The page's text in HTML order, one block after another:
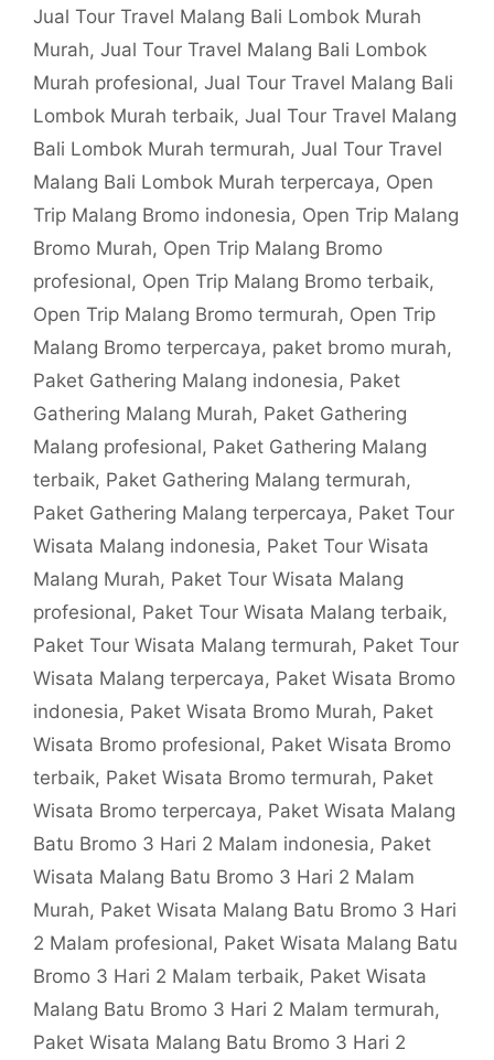
Jual Tour Travel Malang Bali Lombok Murah
Murah, Jual Tour Travel Malang Bali Lombok
Murah profesional, Jual Tour Travel Malang Bali
Lombok Murah terbaik, Jual Tour Travel Malang
Bali Lombok Murah termurah, Jual Tour Travel
Malang Bali Lombok Murah terpercaya, Open
Trip Malang Bromo indonesia, Open Trip Malang
Bromo Murah, Open Trip Malang Bromo
profesional, Open Trip Malang Bromo terbaik,
Open Trip Malang Bromo termurah, Open Trip
Malang Bromo terpercaya, paket bromo murah,
Paket Gathering Malang indonesia, Paket
Gathering Malang Murah, Paket Gathering
Malang profesional, Paket Gathering Malang
terbaik, Paket Gathering Malang termurah,
Paket Gathering Malang terpercaya, Paket Tour
Wisata Malang indonesia, Paket Tour Wisata
Malang Murah, Paket Tour Wisata Malang
profesional, Paket Tour Wisata Malang terbaik,
Paket Tour Wisata Malang termurah, Paket Tour
Wisata Malang terpercaya, Paket Wisata Bromo
indonesia, Paket Wisata Bromo Murah, Paket
Wisata Bromo profesional, Paket Wisata Bromo
terbaik, Paket Wisata Bromo termurah, Paket
Wisata Bromo terpercaya, Paket Wisata Malang
Batu Bromo 3 Hari 2 Malam indonesia, Paket
Wisata Malang Batu Bromo 3 Hari 2 Malam
Murah, Paket Wisata Malang Batu Bromo 3 Hari
2 Malam profesional, Paket Wisata Malang Batu
Bromo 3 Hari 2 Malam terbaik, Paket Wisata
Malang Batu Bromo 3 Hari 2 Malam termurah,
Paket Wisata Malang Batu Bromo 3 Hari 2